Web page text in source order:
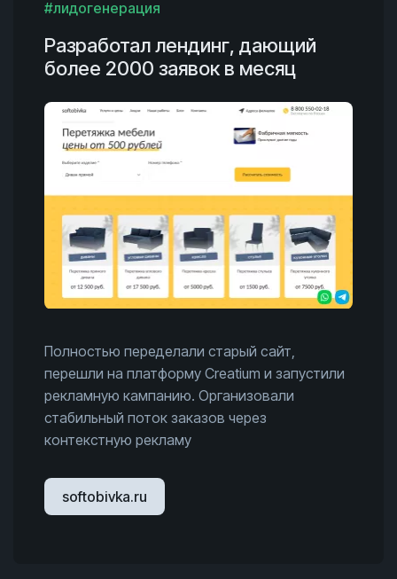
#лидогенерация
Разработал лендинг, дающий
более 2000 заявок в месяц
Полностью переделали старый сайт,
перешли на платформу Creatium и запустили
рекламную кампанию. Организовали
стабильный поток заказов через
контекстную рекламу
softobivka.ru